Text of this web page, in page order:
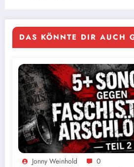
DAS KÖNNTE DIR AUCH
Jonny Weinhold 0